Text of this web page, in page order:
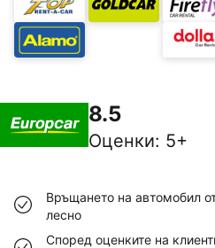
8.5
Оценки: 5+
Връщането на автомобил
лесно
Според оценките на